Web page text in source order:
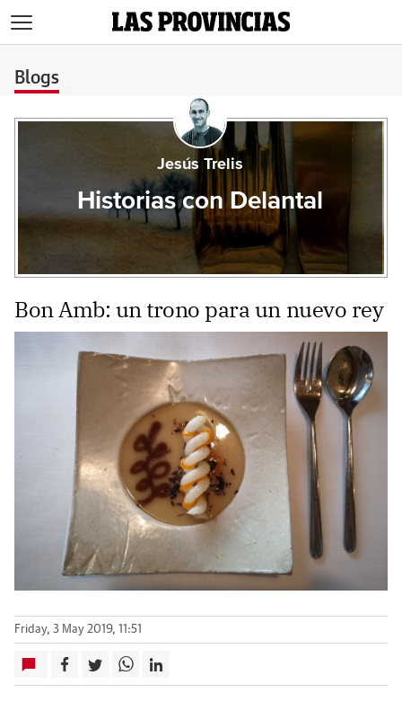
Blogs
Jesús Trelis
Historias con Delantal
Bon Amb: un trono para un nuevo rey
Friday, 3 May 2019, 11:51